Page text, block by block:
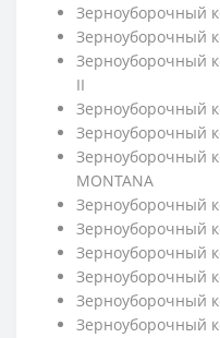
Зерноуборочный
Зерноуборочный
Зерноуборочный
II
Зерноуборочный
Зерноуборочный
Зерноуборочный
MONTANA
Зерноуборочный
Зерноуборочный
Зерноуборочный
Зерноуборочный
Зерноуборочный
Зерноуборочный